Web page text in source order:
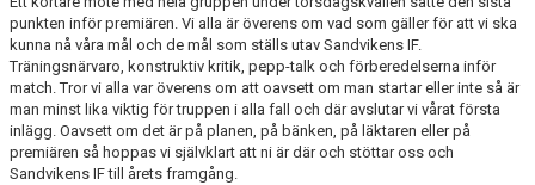
punkten inför premiären. Vi alla är överens om vad som gäller för att vi ska
kunna nå våra mål och de mål som ställs utav Sandvikens IF.
Träningsnärvaro, konstruktiv kritik, pepp-talk och förberedelserna inför
match. Tror vi alla var överens om att oavsett om man startar eller inte så är
man minst lika viktig för truppen i alla fall och där avslutar vi vårat första
inlägg. Oavsett om det är på planen, på bänken, på läktaren eller på
premiären så hoppas vi självklart att ni är där och stöttar oss och
Sandvikens IF till årets framgång.